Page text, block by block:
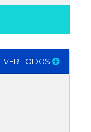
VER TODOS